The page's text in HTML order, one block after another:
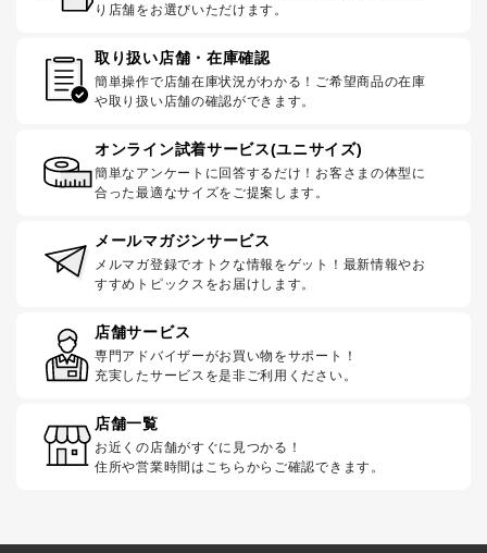
り店舗をお選びいただけます。
取り扱い店舗・在庫確認
簡単操作で店舗在庫状況がわかる！ご希望商品の在庫
や取り扱い店舗の確認ができます。
オンライン試着サービス(ユニサイズ)
簡単なアンケートに回答するだけ！お客さまの体型に
合った最適なサイズをご提案します。
メールマガジンサービス
メルマガ登録でオトクな情報をゲット！最新情報やお
すすめトピックスをお届けします。
店舗サービス
専門アドバイザーがお買い物をサポート！
充実したサービスを是非ご利用ください。
店舗一覧
お近くの店舗がすぐに見つかる！
住所や営業時間はこちらからご確認できます。